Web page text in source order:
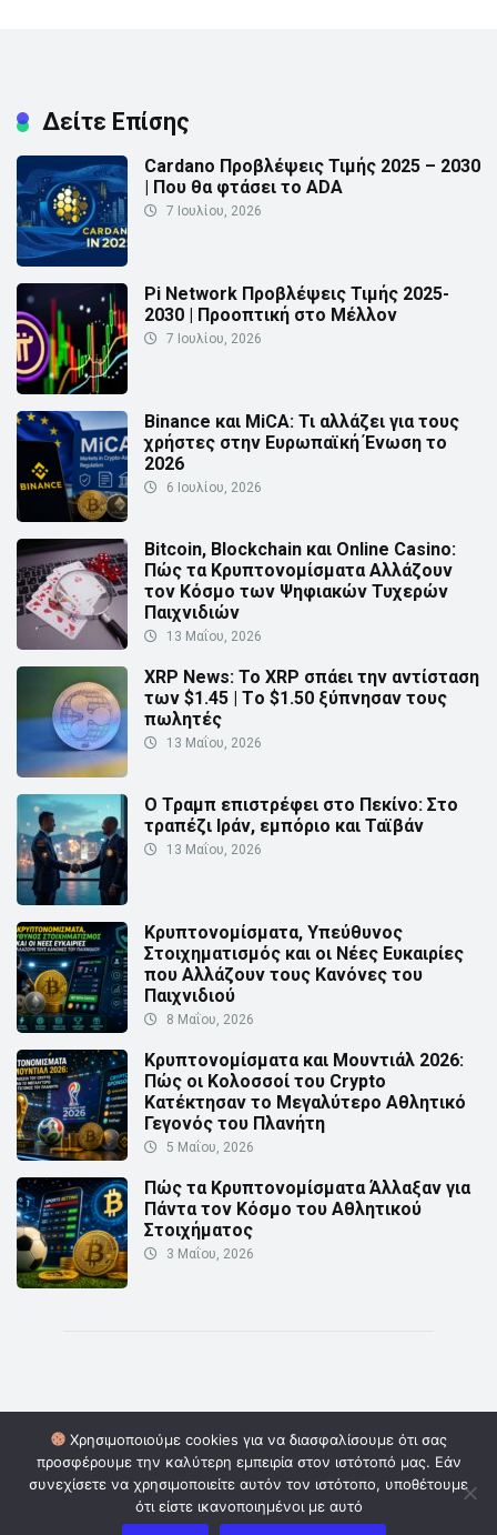
Δείτε Επίσης
Cardano Προβλέψεις Τιμής 2025 – 2030
| Που θα φτάσει το ADA
7 Ιουλίου, 2026
Pi Network Προβλέψεις Τιμής 2025-
2030 | Προοπτική στο Μέλλον
7 Ιουλίου, 2026
Binance και MiCA: Τι αλλάζει για τους
χρήστες στην Ευρωπαϊκή Ένωση το
2026
6 Ιουλίου, 2026
Bitcoin, Blockchain και Online Casino:
Πώς τα Κρυπτονομίσματα Αλλάζουν
τον Κόσμο των Ψηφιακών Τυχερών
Παιχνιδιών
13 Μαΐου, 2026
XRP News: Το XRP σπάει την αντίσταση
των $1.45 | Τo $1.50 ξύπνησαν τους
πωλητές
13 Μαΐου, 2026
Ο Τραμπ επιστρέφει στο Πεκίνο: Στο
τραπέζι Ιράν, εμπόριο και Ταϊβάν
13 Μαΐου, 2026
Κρυπτονομίσματα, Υπεύθυνος
Στοιχηματισμός και οι Νέες Ευκαιρίες
που Αλλάζουν τους Κανόνες του
Παιχνιδιού
8 Μαΐου, 2026
Κρυπτονομίσματα και Μουντιάλ 2026:
Πώς οι Κολοσσοί του Crypto
Κατέκτησαν το Μεγαλύτερο Αθλητικό
Γεγονός του Πλανήτη
5 Μαΐου, 2026
Πώς τα Κρυπτονομίσματα Άλλαξαν για
Πάντα τον Κόσμο του Αθλητικού
Στοιχήματος
3 Μαΐου, 2026
© Copyright 2026 | Powered by Digital Οwners
| Επικοινωνία:
info@cryptoinformer.gr
Πολιτική Απορρήτου Όροι και Προϋποθέσεις
Χρησιμοποιούμε cookies για να διασφαλίσουμε ότι σας
προσφέρουμε την καλύτερη εμπειρία στον ιστότοπό μας. Εάν
συνεχίσετε να χρησιμοποιείτε αυτόν τον ιστότοπο, υποθέτουμε
ότι είστε ικανοποιημένοι με αυτό